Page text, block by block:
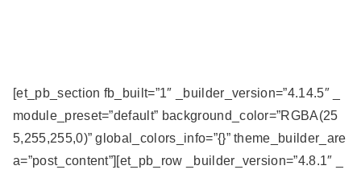
[et_pb_section fb_built=”1″ _builder_version=”4.14.5″ _
module_preset=”default” background_color=”RGBA(25
5,255,255,0)” global_colors_info=”{}” theme_builder_are
a=”post_content”][et_pb_row _builder_version=”4.8.1″ _